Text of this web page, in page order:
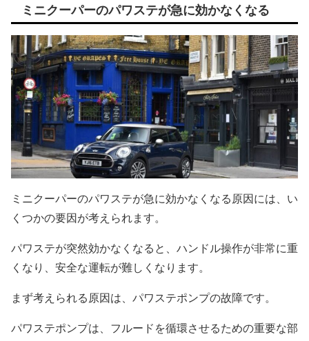
ミニクーパーのパワステが急に効かなくなる
ミニクーパーのパワステが急に効かなくなる原因には、い
くつかの要因が考えられます。
パワステが突然効かなくなると、ハンドル操作が非常に重
くなり、安全な運転が難しくなります。
まず考えられる原因は、パワステポンプの故障です。
パワステポンプは、フルードを循環させるための重要な部